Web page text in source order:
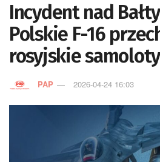
Incydent nad
Polskie F-16
rosyjskie samoloty
PAP 2026-04-24 16:03